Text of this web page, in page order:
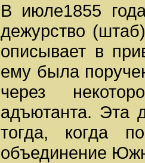
В июле1855
дежурство
описывает в
ему была
через
адъютанта. Эта
тогда, когда
объединение